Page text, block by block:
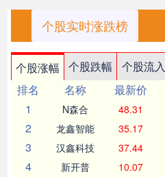
个股实时涨跌榜
个股涨幅 个股跌幅 个股流入
排名
名称 最新价
1
N森合 48.31
2 龙鑫智能 35.17
3 汉鑫科技 37.44
4 新开普 10.07